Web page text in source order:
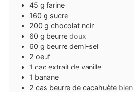
45 g farine
160 g sucre
200 g chocolat noir
60 g beurre doux
60 g beurre demi-sel
2 oeuf
1 cac extrait de vanille
1 banane
2 cas beurre de cacahuète